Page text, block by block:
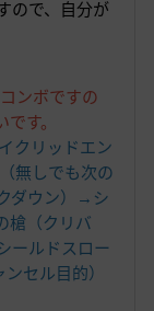
ので、自分が
ンボですの
す。
クリッドエン
無しでも次の
ダウン）→シ
槍（クリバ
ールドスロー
セル目的）